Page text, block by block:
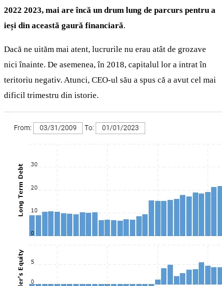
2022 2023, mai are încă un drum lung de parcurs pentru a
ieși din această gaură financiară.
Dacă ne uităm mai atent, lucrurile nu erau atât de grozave
nici înainte. De asemenea, în 2018, capitalul lor a intrat în
teritoriu negativ. Atunci, CEO-ul său a spus că a avut cel mai
dificil trimestru din istorie.